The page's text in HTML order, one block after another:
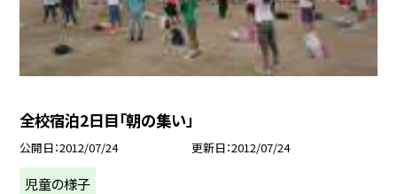
全校宿泊2日目「朝の集い」
公開日 2012/07/24 更新日 2012/07/24
児童の様子